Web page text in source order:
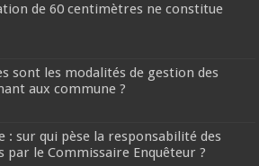
de 60 centimètres ne constitue
sont les modalités de gestion des
aux commune ?
: sur qui pèse la responsabilité des
le Commissaire Enquêteur ?